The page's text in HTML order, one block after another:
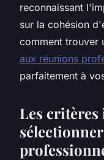
reconnaissant
sur la cohésion
comment trouver
aux réunions
parfaitement à
Les